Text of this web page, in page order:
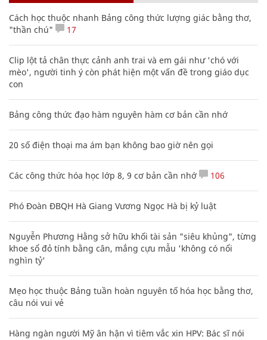
Cách học thuộc nhanh Bảng công thức lượng giác bằng thơ,
"thần chú"
17
Clip lột tả chân thực cảnh anh trai và em gái như 'chó với
mèo', người tinh ý còn phát hiện một vấn đề trong giáo dục
con
Bảng công thức đạo hàm nguyên hàm cơ bản cần nhớ
20 số điện thoại ma ám bạn không bao giờ nên gọi
Các công thức hóa học lớp 8, 9 cơ bản cần nhớ 106
Phó Đoàn ĐBQH Hà Giang Vương Ngọc Hà bị kỷ luật
Nguyễn Phương Hằng sở hữu khối tài sản "siêu khủng", từng
khoe sổ đỏ tính bằng cân, mắng cựu mẫu 'không có nổi
nghìn tỷ'
Mẹo học thuộc Bảng tuần hoàn nguyên tố hóa học bằng thơ,
câu nói vui vẻ
Hàng ngàn người Mỹ ân hận vì tiêm vắc xin HPV: Bác sĩ nói